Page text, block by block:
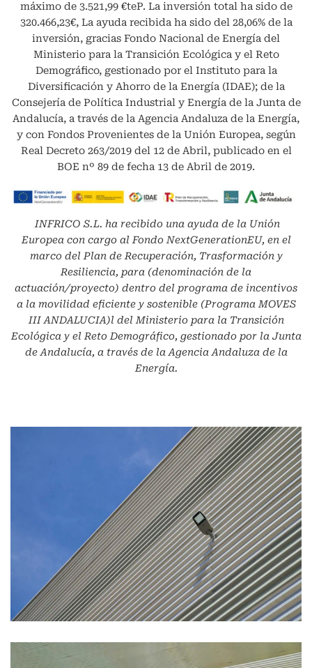
máximo de 3.521,99 €teP. La inversión total ha sido de
320.466,23€, La ayuda recibida ha sido del 28,06% de la
inversión, gracias Fondo Nacional de Energía del
Ministerio para la Transición Ecológica y el Reto
Demográfico, gestionado por el Instituto para la
Diversificación y Ahorro de la Energía (IDAE); de la
Consejería de Política Industrial y Energía de la Junta de
Andalucía, a través de la Agencia Andaluza de la Energía,
y con Fondos Provenientes de la Unión Europea, según
Real Decreto 263/2019 del 12 de Abril, publicado en el
BOE nº 89 de fecha 13 de Abril de 2019.
INFRICO S.L. ha recibido una ayuda de la Unión
Europea con cargo al Fondo NextGenerationEU, en el
marco del Plan de Recuperación, Trasformación y
Resiliencia, para (denominación de la
actuación/proyecto) dentro del programa de incentivos
a la movilidad eficiente y sostenible (Programa MOVES
III ANDALUCIA)l del Ministerio para la Transición
Ecológica y el Reto Demográfico, gestionado por la Junta
de Andalucía, a través de la Agencia Andaluza de la
Energía.